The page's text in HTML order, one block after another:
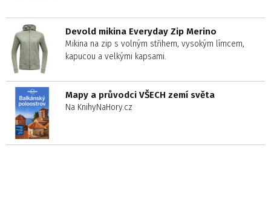
Devold mikina Everyday Zip Merino
Mikina na zip s volným střihem, vysokým límcem,
kapucou a velkými kapsami.
Mapy a průvodci VŠECH zemí světa
Na KnihyNaHory.cz